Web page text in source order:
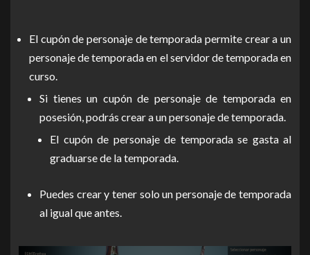
El cupón de personaje de temporada permite crear a un
personaje de temporada en el servidor de temporada en
curso.
Si tienes un cupón de personaje de temporada en
posesión, podrás crear a un personaje de temporada.
El cupón de personaje de temporada se gasta al
graduarse de la temporada.
Puedes crear y tener solo un personaje de temporada
al igual que antes.